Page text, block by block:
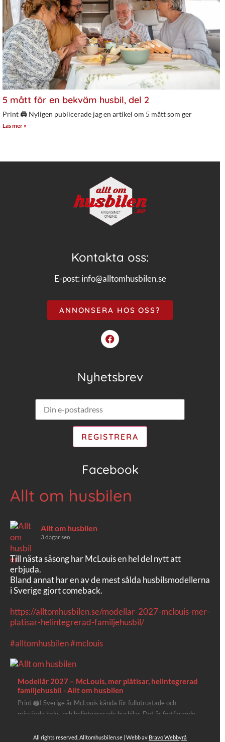
5 mått för en bekväm husbil, del 2
Print 🖨 Nyligen publicerade jag en artikel om 5 mått som ger
Läs mer »
Kontakta oss:
E-post: info@alltomhusbilen.se
ANNONSERA HOS OSS?
Nyhetsbrev
Facebook
Allt om husbilen
Allt om husbilen
3 dagar sen
Till nästa säsong har McLouis en hel del nytt att
erbjuda.
Bland annat har en av de mest sålda husbilsmodellerna
i Sverige gjort comeback.
https://alltomhusbilen.se/modellar-2027-mclouis-mer-
platisar-helintegrerad-familjehusbil/
#alltomhusbilen#mclouis
Modellår 2027 – McLouis, mer plåtisar, helintegrerad
familjehusbil - Allt om husbilen
Print 🖨I Sverige är McLouis kända för fullutrustade och
prisvärda halv- och helintegrerade husbilar. Det är fortfarande
plåtisutbud lite extra kärlek med hela 3 nya utrustningsnivåer.
All rights reserved, Alltomhusbilen.se | Webb av Bravo Webbyrå